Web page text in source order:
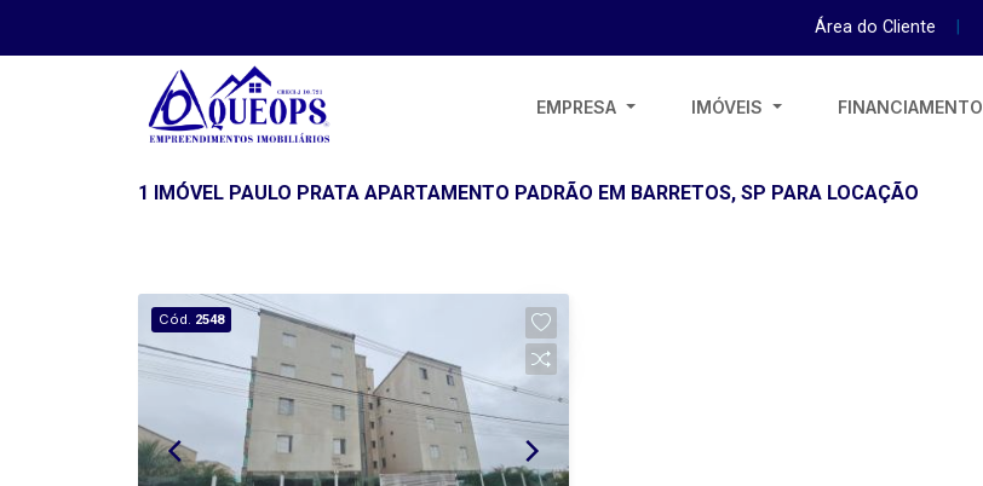
Área do Cliente
EMPRESA IMÓVEIS FINANCIAMENTO
1 IMÓVEL PAULO PRATA APARTAMENTO PADRÃO EM BARRETOS, SP PARA LOCAÇÃO
Cód. 2548